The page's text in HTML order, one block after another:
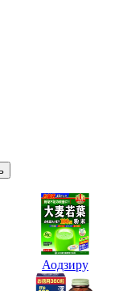
Аодзиру